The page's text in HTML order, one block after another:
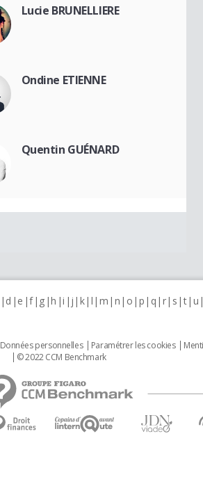
Lucie BRUNELLIERE
Ondine ETIENNE
Quentin GUÉNARD
d e f g h i j k l m n o p q r s t u
Données personnelles Paramétrer les cookies
© 2022 CCM Benchmark